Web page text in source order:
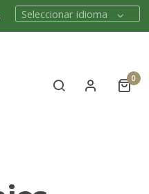
Seleccionar idioma
0